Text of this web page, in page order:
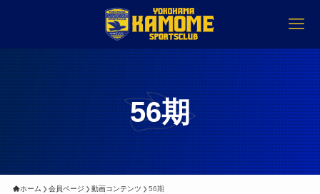
56期
ホーム 会員ページ 動画コンテンツ 56期